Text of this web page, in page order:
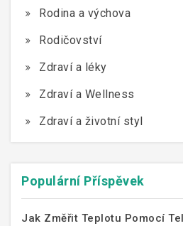
Rodina a výchova
Rodičovství
Zdraví a léky
Zdraví a Wellness
Zdraví a životní styl
Populární Příspěvek
Jak Změřit Teplotu Pomocí